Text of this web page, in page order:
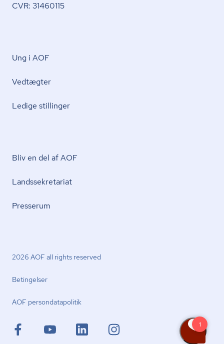
CVR: 31460115
Ung i AOF
Vedtægter
Ledige stillinger
Bliv en del af AOF
Lands­se­kre­ta­ri­at
Presserum
2026 AOF all rights reserved
Betingelser
AOF per­son­da­ta­po­li­tik